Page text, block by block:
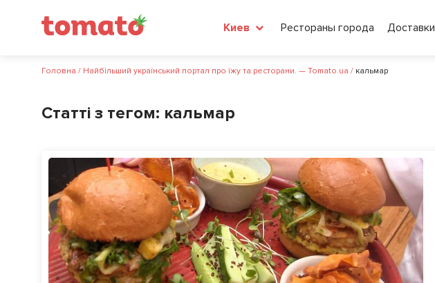
Киев Рестораны города Доставки
Головна / Найбільший український портал про їжу та ресторани. — Tomato.ua / кальмар
Статті з тегом: кальмар